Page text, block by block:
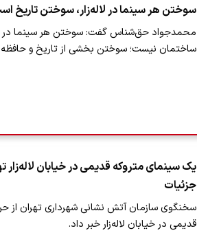
سوختن هر سینما در لاله‌زار، سوختن تاریخ
محمدجواد حق‌شناس گفت: سوختن هر سینما در
ساختمان نیست؛ سوختن بخشی از تاریخ و
یک سینمای متروکه قدیمی در خیابان
جزئیات
سخنگوی سازمان آتش نشانی شهرداری تهران از
قدیمی در خیابان لاله‌زار خبر داد.